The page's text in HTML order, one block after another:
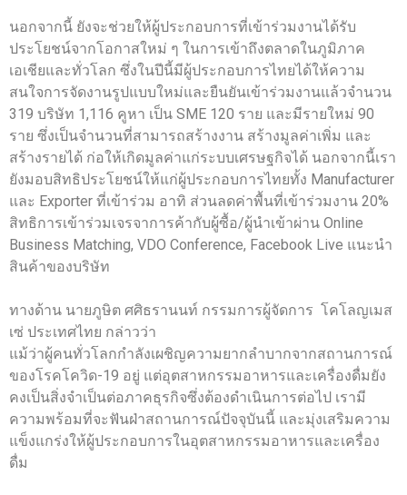
นอกจากนี้ ยังจะช่วยให้ผู้ประกอบการที่เข้าร่วมงานได้รับ
ประโยชน์จากโอกาสใหม่ ๆ ในการเข้าถึงตลาดในภูมิภาค
เอเชียและทั่วโลก ซึ่งในปีนี้มีผู้ประกอบการไทยได้ให้ความ
สนใจการจัดงานรูปแบบใหม่และยืนยันเข้าร่วมงานแล้วจำนวน
319 บริษัท 1,116 คูหา เป็น SME 120 ราย และมีรายใหม่ 90
ราย ซึ่งเป็นจำนวนที่สามารถสร้างงาน สร้างมูลค่าเพิ่ม และ
สร้างรายได้ ก่อให้เกิดมูลค่าแก่ระบบเศรษฐกิจได้ นอกจากนี้เรา
ยังมอบสิทธิประโยชน์ให้แก่ผู้ประกอบการไทยทั้ง Manufacturer
และ Exporter ที่เข้าร่วม อาทิ ส่วนลดค่าพื้นที่เข้าร่วมงาน 20%
สิทธิการเข้าร่วมเจรจาการค้ากับผู้ซื้อ/ผู้นำเข้าผ่าน Online
Business Matching, VDO Conference, Facebook Live แนะนำ
สินค้าของบริษัท
ทางด้าน นายภูษิต ศศิธรานนท์ กรรมการผู้จัดการ โคโลญเมส
เซ่ ประเทศไทย กล่าวว่า
แม้ว่าผู้คนทั่วโลกกำลังเผชิญความยากลำบากจากสถานการณ์
ของโรคโควิด-19 อยู่ แต่อุตสาหกรรมอาหารและเครื่องดื่มยัง
คงเป็นสิ่งจำเป็นต่อภาคธุรกิจซึ่งต้องดำเนินการต่อไป เรามี
ความพร้อมที่จะฟันฝ่าสถานการณ์ปัจจุบันนี้ และมุ่งเสริมความ
แข็งแกร่งให้ผู้ประกอบการในอุตสาหกรรมอาหารและเครื่อง
ดื่ม